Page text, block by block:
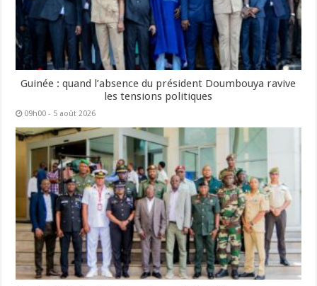
Guinée : quand l’absence du président Doumbouya ravive
les tensions politiques
09h00 - 5 août 2026